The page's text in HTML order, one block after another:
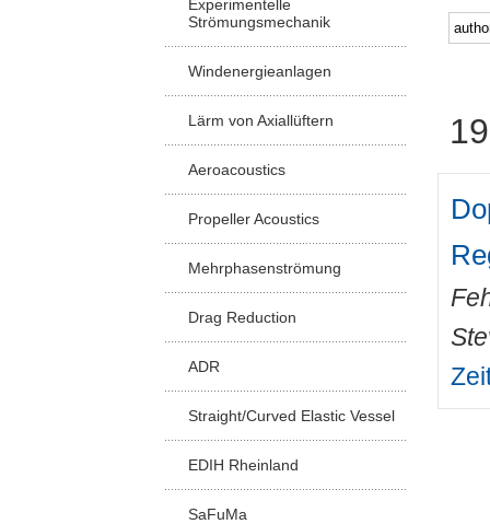
Experimentelle
Strömungsmechanik
Windenergieanlagen
Lärm von Axiallüftern
Aeroacoustics
Propeller Acoustics
Mehrphasenströmung
Drag Reduction
ADR
Straight/Curved Elastic Vessel
EDIH Rheinland
SaFuMa